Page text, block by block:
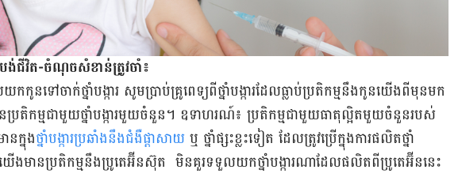
បង់​ជីវិត-ចំណុច​សំខាន់​ត្រូវ​ចាំ៖
កូន​ទៅ​ចាក់​​ថ្នាំ​​បង្ការ សូម​ប្រាប់​គ្រូពេទ្យ​ពី​ថ្នាំ​បង្ការ​ដែល​ធ្លាប់​ប្រតិកម្ម​នឹង​កូនយើង​ពី​មុន​មក
ាន​ប្រតិកម្ម​ជាមួយ​ថ្នាំ​បង្ការ​មួយ​ចំនួន។ ឧទាហរណ៍៖ ប្រតិកម្ម​ជាមួយ​ធាតុ​ល្អិត​មួយ​ចំនួន​របស់​
ក្នុង​ថ្នាំ​បង្ការ​ប្រឆាំង​នឹង​ជំងឺ​ផ្ដាសាយឬ​ ថ្នាំ​ផ្សះ​ខ្លះ​ទៀត​ ដែល​ត្រូវ​ប្រើ​ក្នុង​ការ​ផលិត​ថ្នាំ​
យើង​មាន​ប្រតិកម្ម​​នឹង​ប្រូតេអ៊ីន​ស៊ុត មិន​គួរ​ទទួល​យក​ថ្នាំ​បង្ការ​ណា​ដែល​ផលិត​ពី​ប្រូតេអ៊ីន​នេះ​